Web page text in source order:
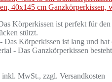
40x145 cm Ganzkörperkissen,
Körperkissen ist perfekt für
stützt.
Das Körperkissen ist lang und
- Das Ganzkörperkissen
inkl. MwSt., zzgl. Versandkosten